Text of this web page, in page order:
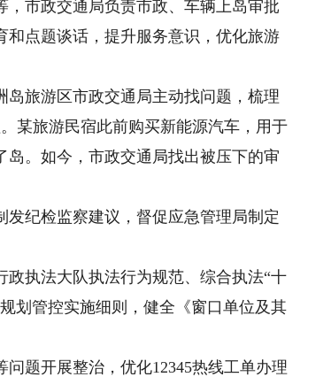
市政交通局负责市政、车辆上岛审批
点题谈话，提升服务意识，优化旅游
旅游区市政交通局主动找问题，梳理
某旅游民宿此前购买新能源汽车，用于
。如今，市政交通局找出被压下的审
纪检监察建议，督促应急管理局制定
执法大队执法行为规范、综合执法“十
划管控实施细则，健全《窗口单位及其
题开展整治，优化12345热线工单办理